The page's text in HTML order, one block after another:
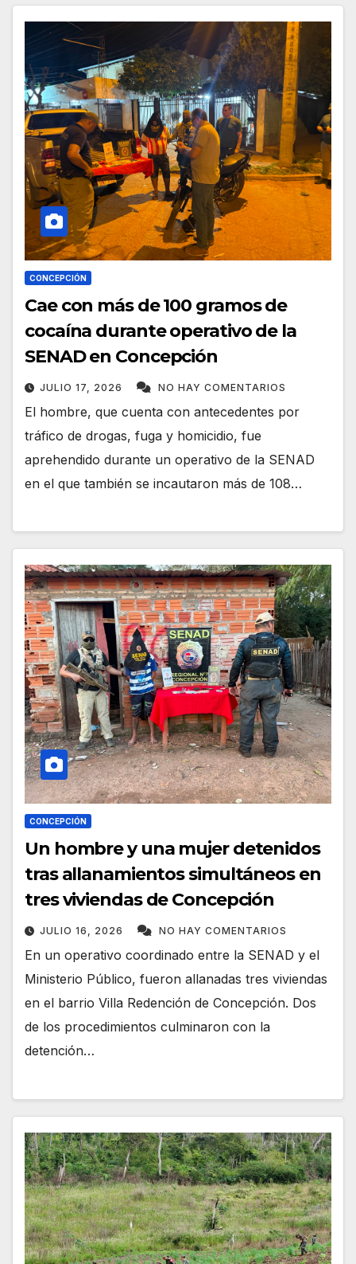
CONCEPCIÓN
Cae con más de 100 gramos de
cocaína durante operativo de la
SENAD en Concepción
JULIO 17, 2026 NO HAY COMENTARIOS
El hombre, que cuenta con antecedentes por
tráfico de drogas, fuga y homicidio, fue
aprehendido durante un operativo de la SENAD
en el que también se incautaron más de 108…
CONCEPCIÓN
Un hombre y una mujer detenidos
tras allanamientos simultáneos en
tres viviendas de Concepción
JULIO 16, 2026 NO HAY COMENTARIOS
En un operativo coordinado entre la SENAD y el
Ministerio Público, fueron allanadas tres viviendas
en el barrio Villa Redención de Concepción. Dos
de los procedimientos culminaron con la
detención…